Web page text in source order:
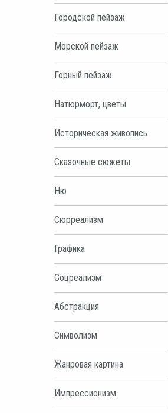
Городской пейзаж
Морской пейзаж
Горный пейзаж
Натюрморт, цветы
Историческая живопись
Сказочные сюжеты
Ню
Сюрреализм
Графика
Соцреализм
Абстракция
Символизм
Жанровая картина
Импрессионизм